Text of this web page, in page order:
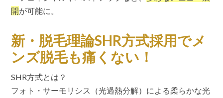
開が可能に。
新・脱毛理論SHR方式採用でメ
ンズ脱毛も痛くない！
SHR方式とは？
フォト・サーモリシス（光過熱分解）による柔らかな光